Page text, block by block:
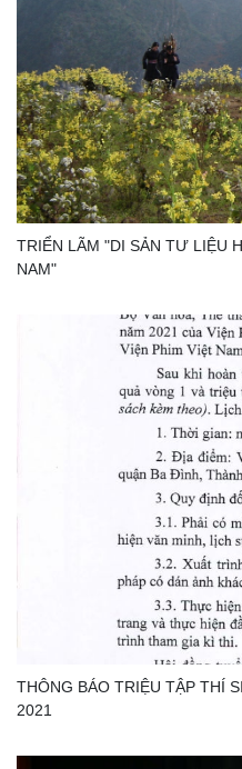
TRIỂN LÃM "DI SẢN TƯ LIỆU
NAM"
THÔNG BÁO TRIỆU TẬP THÍ
2021